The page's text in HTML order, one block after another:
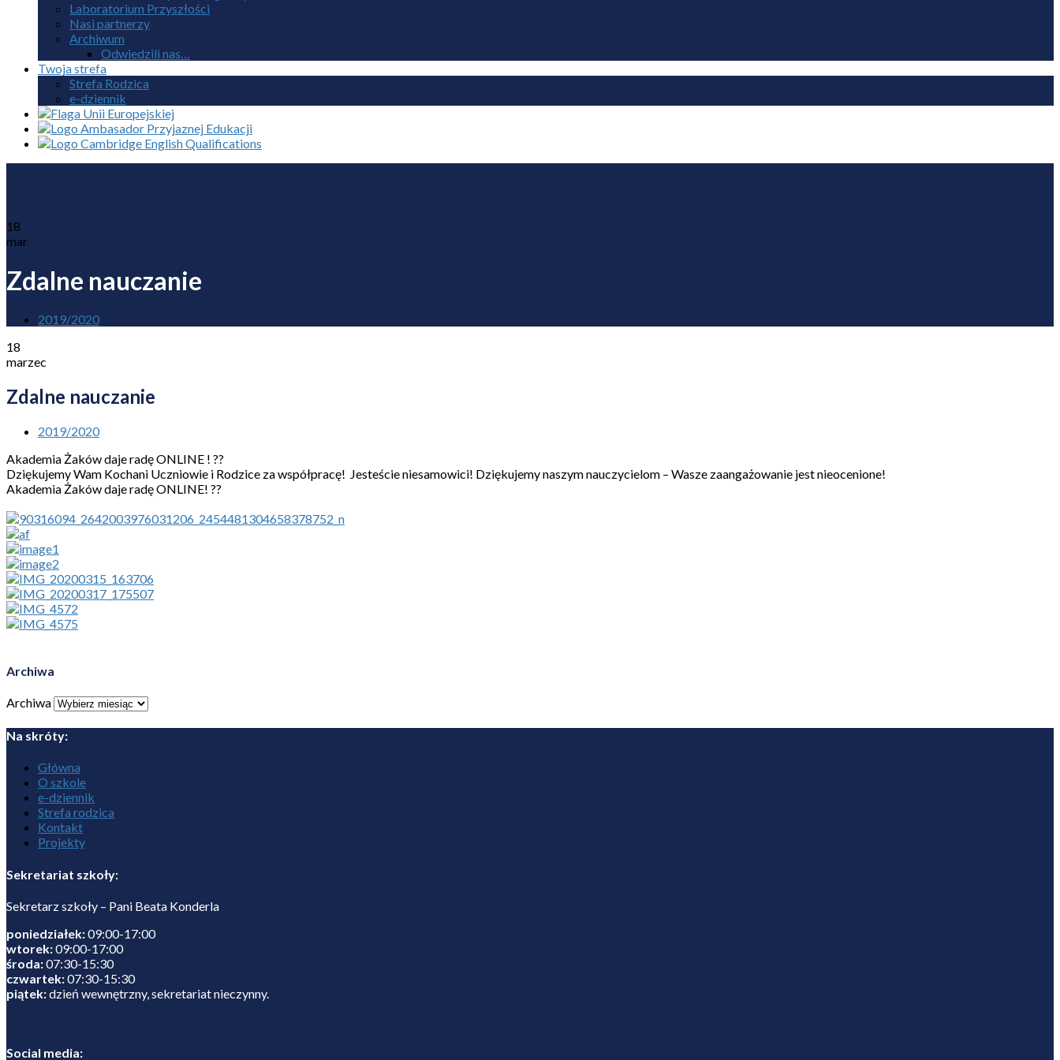
Laboratorium Przyszłości
Nasi partnerzy
Archiwum
Odwiedzili nas…
Twoja strefa
Strefa Rodzica
e-dziennik
18
mar
Zdalne nauczanie
2019/2020
18
marzec
Zdalne nauczanie
2019/2020
Akademia Żaków daje radę ONLINE ! ??
Dziękujemy Wam Kochani Uczniowie i Rodzice za współpracę! Jesteście niesamowici! Dziękujemy naszym nauczycielom – Wasze zaangażowanie jest nieocenione!
Akademia Żaków daje radę ONLINE! ??
Archiwa
Archiwa
Na skróty:
Główna
O szkole
e-dziennik
Strefa rodzica
Kontakt
Projekty
Sekretariat szkoły:
Sekretarz szkoły – Pani Beata Konderla
poniedziałek:09:00-17:00
wtorek:09:00-17:00
środa:07:30-15:30
czwartek:07:30-15:30
piątek:dzień wewnętrzny, sekretariat nieczynny.
Social media: